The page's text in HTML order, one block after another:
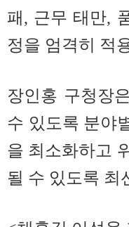
패, 근무 태만,
정을 엄격히 적
장인홍 구청장
수 있도록 분야
을 최소화하고
될 수 있도록 최